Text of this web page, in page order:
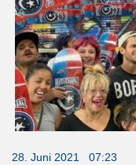
28. Juni 2021 07:23